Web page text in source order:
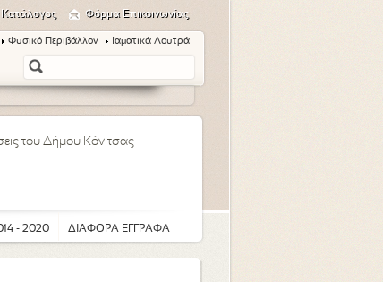
Φόρμα Επικοινωνίας
Φυσικό Περιβάλλον Ιαματικά Λουτρά
του Δήμου Κόνιτσας
- 2020 ΔΙΑΦΟΡΑ ΕΓΓΡΑΦΑ